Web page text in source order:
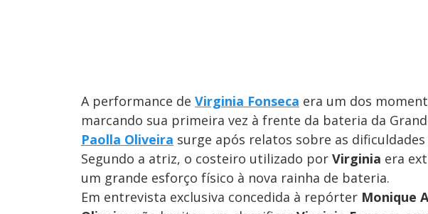
A performance de Virginia Fonseca era um dos
marcando sua primeira vez à frente da bateria da
Paolla Oliveira surge após relatos sobre as
Segundo a atriz, o costeiro utilizado por Virginia era
um grande esforço físico à nova rainha de bateria.
Em entrevista exclusiva concedida à repórter Monique